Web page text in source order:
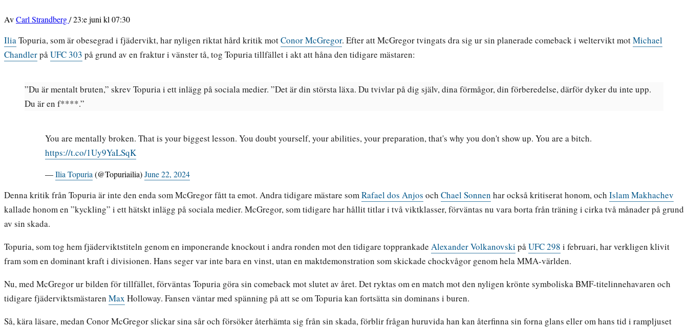
AvCarl Strandberg/23:e juni kl 07:30
IliaTopuria, som är obesegrad i fjädervikt, har nyligen riktat hård kritik motConor McGregor. Efter att McGregor tvingats dra sig ur sin planerade comeback i weltervikt motMichael
ChandlerpåUFC 303 på grund av en fraktur i vänster tå, tog Topuria tillfället i akt att håna den tidigare mästaren:
”Du är mentalt bruten,” skrev Topuria i ett inlägg på sociala medier. ”Det är din största läxa. Du tvivlar på dig själv, dina förmågor, din förberedelse, därför dyker du inte upp.
Du är en f****.”
You are mentally broken. That is your biggest lesson. You doubt yourself, your abilities, your preparation, that's why you don't show up. You are a bitch.
https://t.co/1Uy9YaLSqK
—Ilia Topuria(@Topuriailia)June 22, 2024
Denna kritik från Topuria är inte den enda som McGregor fått ta emot. Andra tidigare mästare somRafael dos Anjos och Chael Sonnen har också kritiserat honom, och Islam Makhachev
kallade honom en ”kyckling” i ett hätskt inlägg på sociala medier. McGregor, som tidigare har hållit titlar i två viktklasser, förväntas nu vara borta från träning i cirka två månader på grund
av sin skada.
Topuria, som tog hem fjäderviktstiteln genom en imponerande knockout i andra ronden mot den tidigare topprankade Alexander Volkanovski påUFC 298 i februari, har verkligen klivit
fram som en dominant kraft i divisionen. Hans seger var inte bara en vinst, utan en maktdemonstration som skickade chockvågor genom hela MMA-världen.
Nu, med McGregor ur bilden för tillfället, förväntas Topuria göra sin comeback mot slutet av året. Det ryktas om en match mot den nyligen krönte symboliska BMF-titelinnehavaren och
tidigare fjäderviktsmästaren Max Holloway. Fansen väntar med spänning på att se om Topuria kan fortsätta sin dominans i buren.
Så, kära läsare, medan Conor McGregor slickar sina sår och försöker återhämta sig från sin skada, förblir frågan huruvida han kan återfinna sin forna glans eller om hans tid i rampljuset